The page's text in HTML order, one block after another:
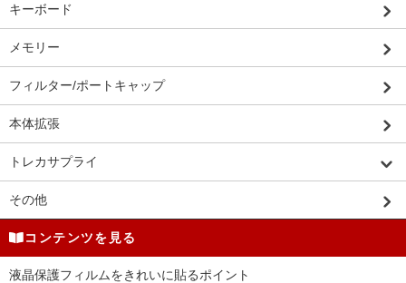
キーボード
メモリー
フィルター/ポートキャップ
本体拡張
トレカサプライ
その他
コンテンツを見る
液晶保護フィルムをきれいに貼るポイント